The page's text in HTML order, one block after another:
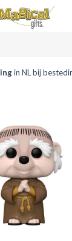
in NL bij